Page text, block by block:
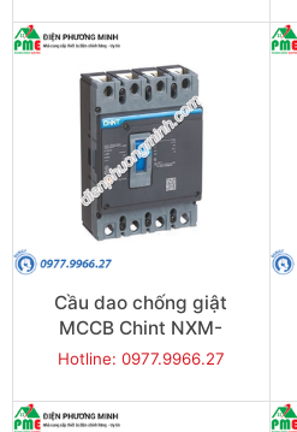
Cầu dao chống giật
MCCB Chint NXM-
125S/4300-63 25KA 4P
Hotline: 0977.9966.27